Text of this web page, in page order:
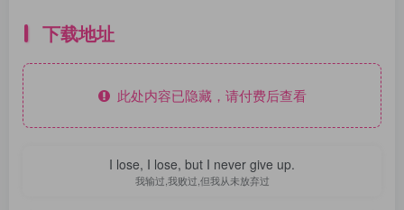
下载地址
此处内容已隐藏，请付费后查看
I lose, I lose, but I never give up.
我输过,我败过,但我从未放弃过